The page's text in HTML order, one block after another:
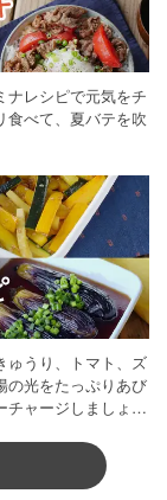
ナレシピで元気をチ
食べて、夏バテを吹
ゅうり、トマト、ズ
の光をたっぷりあび
チャージしましょう